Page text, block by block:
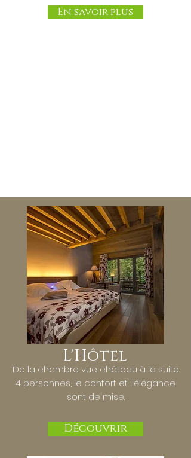
votre séjour soit parfait
L'Hôtel
De la chambre vue château à la suite
4 personnes, le confort et l'élégance
sont de mise.
Découvrir
En savoir plus